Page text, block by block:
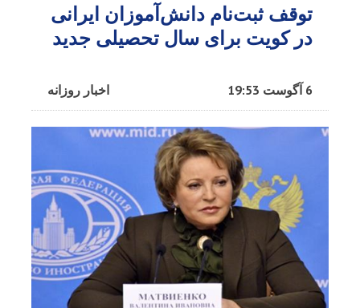
توقف ثبت‌نام دانش‌آموزان ایرانی
در کویت برای سال تحصیلی جدید
اخبار روزانه 6 آگوست 19:53